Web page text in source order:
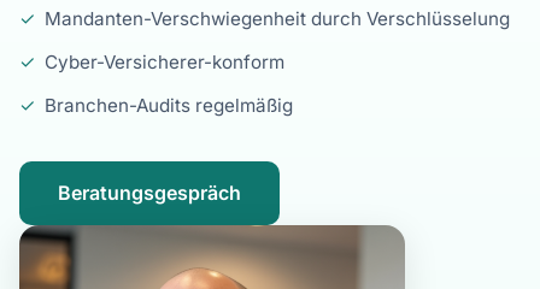
✓ Mandanten-Verschwiegenheit durch Verschlüsselung
✓ Cyber-Versicherer-konform
✓ Branchen-Audits regelmäßig
Beratungsgespräch